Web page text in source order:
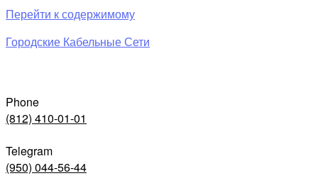
Перейти к содержимому
Городские Кабельные Сети
Phone
(812) 410-01-01
Telegram
(950) 044-56-44